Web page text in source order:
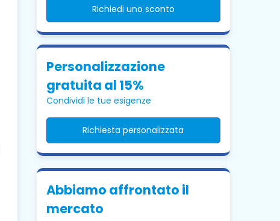
Richiedi uno sconto
Personalizzazione
gratuita al 15%
Condividi le tue esigenze
Richiesta personalizzata
Abbiamo affrontato il
mercato